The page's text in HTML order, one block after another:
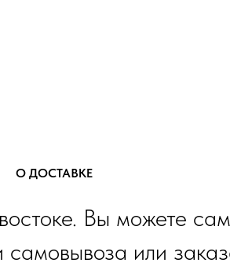
О ДОСТАВКЕ
Вы можете
самовывоза или